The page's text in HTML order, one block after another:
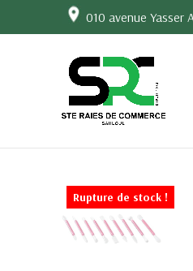
010 avenue Yasser
Rupture de stock !